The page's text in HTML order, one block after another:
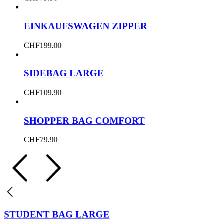
EINKAUFSWAGEN ZIPPER
CHF199.00
SIDEBAG LARGE
CHF109.90
SHOPPER BAG COMFORT
CHF79.90
STUDENT BAG LARGE